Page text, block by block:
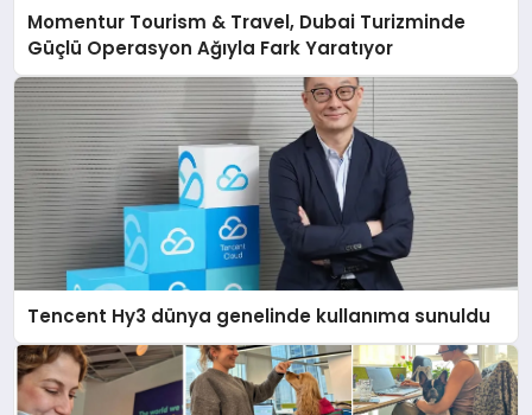
Momentur Tourism & Travel, Dubai Turizminde
Güçlü Operasyon Ağıyla Fark Yaratıyor
Tencent Hy3 dünya genelinde kullanıma sunuldu